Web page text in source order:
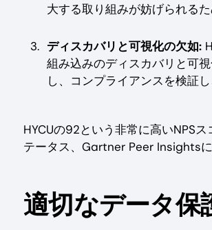
大する取り組みが妨げられる
ディスカバリと可視化の欠如:
組み込みのディスカバリと可
し、コンプライアンスを検証
HYCUの92という非常に高いNPS
テータス、Gartner Peer Insights
適切なデータ保